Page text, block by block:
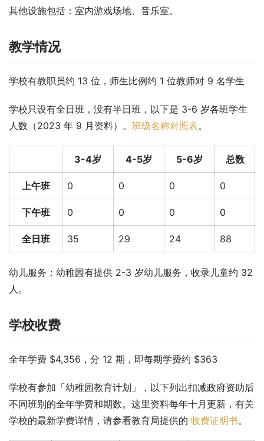
其他设施包括：室内游戏场地、音乐室。
教学情况
学校有教职员约 13 位，师生比例约 1 位教师对 9 名学生
学校只设有全日班，没有半日班，以下是 3-6 岁各班学生
人数（2023 年 9 月资料）。 班级名称对照表。
3-4岁 4-5岁 5-6岁 总数
上午班 0 0 0 0
下午班 0 0 0 0
全日班 35 29 24 88
幼儿服务：幼稚园有提供 2-3 岁幼儿服务，收录儿童约 32
人。
学校收费
全年学费 $4,356，分 12 期，即每期学费约 $363
学校有参加「幼稚园教育计划」，以下列出扣减政府资助后
不同班别的全年学费和期数。这里资料每年十月更新，有关
学校的最新学费详情，请参看教育局提供的 收费证明书。